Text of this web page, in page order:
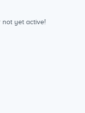
not yet active!